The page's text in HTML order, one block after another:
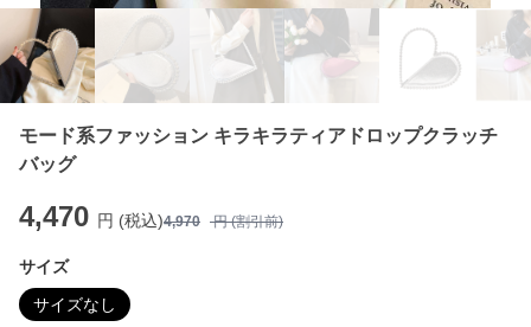
モード系ファッション キラキラティアドロップクラッチ
バッグ
4,470 円 (税込)4,970 円 (割引前)
サイズ
サイズなし